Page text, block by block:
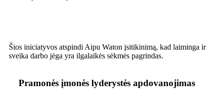
Šios iniciatyvos atspindi Aipu Waton įsitikinimą, kad laiminga ir
sveika darbo jėga yra ilgalaikės sėkmės pagrindas.
Pramonės įmonės lyderystės apdovanojimas